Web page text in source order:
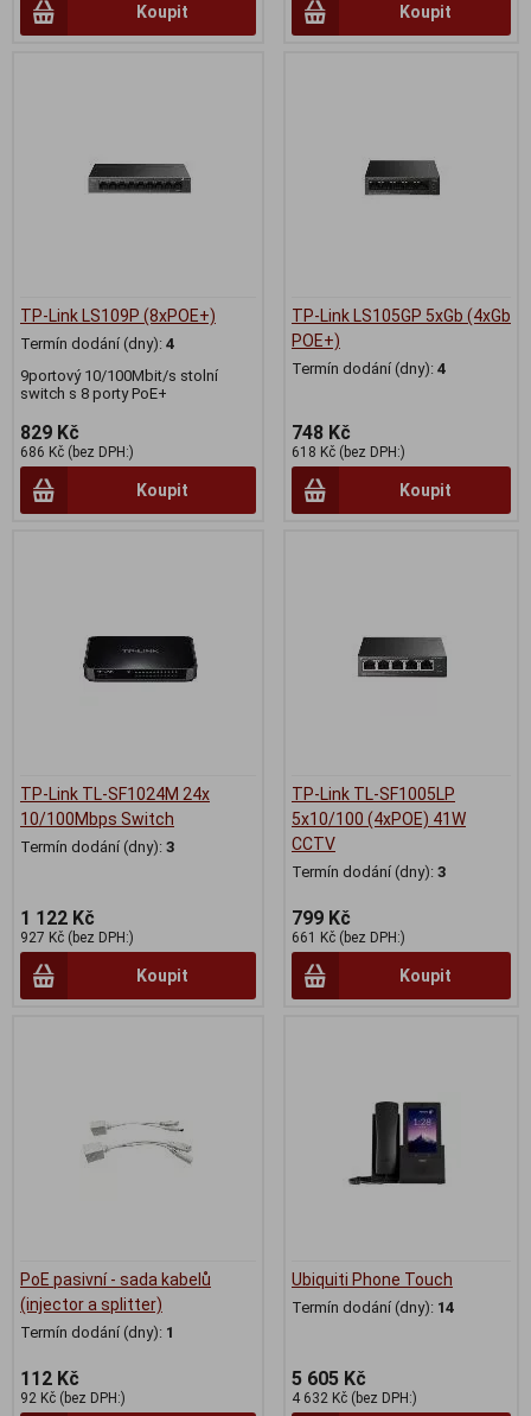
Koupit Koupit
TP-Link LS109P (8xPOE+)
Termín dodání (dny): 4
9portový 10/100Mbit/s stolní
switch s 8 porty PoE+
829 Kč
686 Kč (bez DPH:)
Koupit
TP-Link LS105GP 5xGb (4xGb
POE+)
Termín dodání (dny): 4
748 Kč
618 Kč (bez DPH:)
Koupit
TP-Link TL-SF1024M 24x
10/100Mbps Switch
Termín dodání (dny): 3
1 122 Kč
927 Kč (bez DPH:)
Koupit
TP-Link TL-SF1005LP
5x10/100 (4xPOE) 41W
CCTV
Termín dodání (dny): 3
799 Kč
661 Kč (bez DPH:)
Koupit
PoE pasivní - sada kabelů
(injector a splitter)
Termín dodání (dny): 1
112 Kč
92 Kč (bez DPH:)
Ubiquiti Phone Touch
Termín dodání (dny): 14
5 605 Kč
4 632 Kč (bez DPH:)